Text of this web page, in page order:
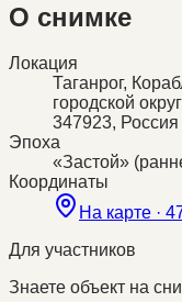
О снимке
Локация
Таганрог,
городской
347923, Россия
Эпоха
«Застой»
Координаты
На карте ·
Для участников
Знаете объект на